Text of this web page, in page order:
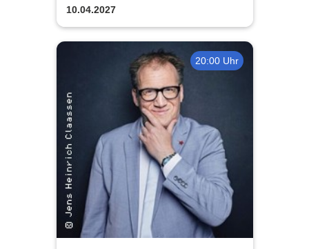
für Baustelle & Leben
10.04.2027
20:00 Uhr